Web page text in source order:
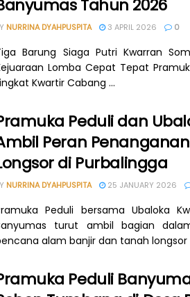
Tahun 2026
NURRINA DYAHPUSPITA 3 APRIL 2026 0
Barung Siaga Putri Kwarran
Lomba Cepat Tepat
Kwartir Cabang ...
Peduli dan
Peran
di Purbalingga
NURRINA DYAHPUSPITA 25 JANUARY 2026
Peduli bersama Ubaloka
turut ambil bagian
alam banjir dan tanah longsor
Peduli